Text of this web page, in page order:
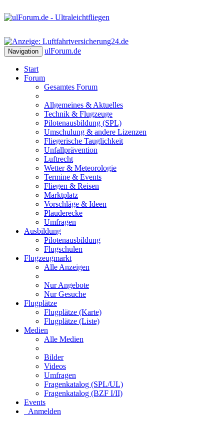
Navigation ulForum.de
Start
Forum
Gesamtes Forum
Allgemeines & Aktuelles
Technik & Flugzeuge
Pilotenausbildung (SPL)
Umschulung & andere Lizenzen
Fliegerische Tauglichkeit
Unfallprävention
Luftrecht
Wetter & Meteorologie
Termine & Events
Fliegen & Reisen
Marktplatz
Vorschläge & Ideen
Plauderecke
Umfragen
Ausbildung
Pilotenausbildung
Flugschulen
Flugzeugmarkt
Alle Anzeigen
Nur Angebote
Nur Gesuche
Flugplätze
Flugplätze (Karte)
Flugplätze (Liste)
Medien
Alle Medien
Bilder
Videos
Umfragen
Fragenkatalog (SPL/UL)
Fragenkatalog (BZF I/II)
Events
Anmelden